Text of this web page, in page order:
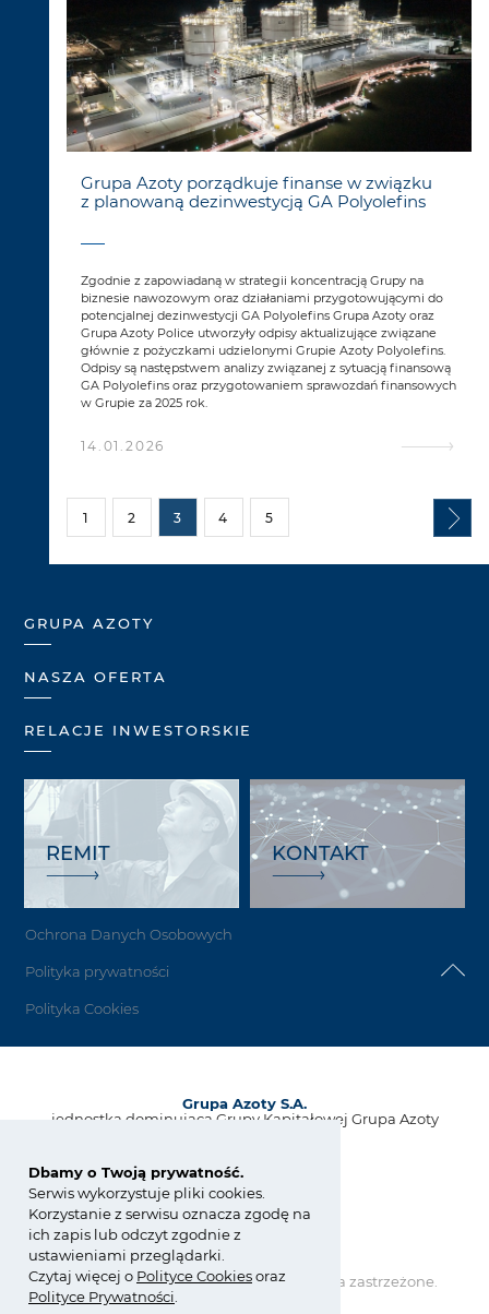
Dbamy o Twoją prywatność.
Serwis wykorzystuje pliki cookies.
Korzystanie z serwisu oznacza zgodę na
ich zapis lub odczyt zgodnie z
ustawieniami przeglądarki.
Czytaj więcej o PolityceCookiesoraz
Polityce Prywatności
Grupa Azoty porządkuje finanse w związku
z planowaną dezinwestycją GA Polyolefins
Zgodnie z zapowiadaną w strategii koncentracją Grupy na
biznesie nawozowym oraz działaniami przygotowującymi do
potencjalnej dezinwestycji GA Polyolefins Grupa Azoty oraz
Grupa Azoty Police utworzyły odpisy aktualizujące związane
głównie z pożyczkami udzielonymi Grupie Azoty Polyolefins.
Odpisy są następstwem analizy związanej z sytuacją finansową
GA Polyolefins oraz przygotowaniem sprawozdań finansowych
w Grupie za 2025 rok.
14.01.2026
1 2 3 4 5
GRUPA AZOTY
NASZA OFERTA
RELACJE INWESTORSKIE
REMIT KONTAKT
Ochrona Danych Osobowych
Polityka prywatności
Polityka Cookies
Grupa Azoty S.A.
jednostka dominująca Grupy Kapitałowej Grupa Azoty
33-101 Tarnów, Polska
tel.:
+48 14 637 37 37
fax: +48 14 633 07 18
kontakt@grupaazoty.com
Copyright © Grupa Azoty. Wszelkie prawa zastrzeżone.